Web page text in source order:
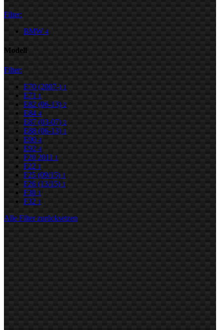
Filter:
BMW 4
Modell
Filter:
E70 (2007-) 1
E71 1
E82 (06-13) 2
E84 4
E87 (03-07) 2
E88 (06-13) 1
E90 4
E92 4
F20 2011 1
F22 1
F25 (09/15) 1
F26 (13/15) 1
F30 1
F32 1
Alle Filter zurücksetzen